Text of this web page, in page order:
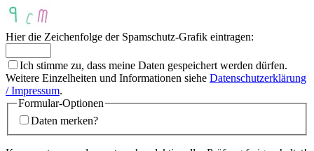
Hier die Zeichenfolge der Spamschutz-Grafik eintragen:
Ich stimme zu, dass meine Daten gespeichert werden dürfen.
Weitere Einzelheiten und Informationen siehe Datenschutzerklärung
/ Impressum.
Formular-Optionen
Daten merken?